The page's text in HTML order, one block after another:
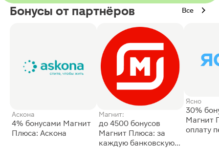
Бонусы от партнёров Все
Аскона
4% бонусами Магнит
Плюса: Аскона
Магнит:
до 4500 бонусов
Магнит Плюса: за
каждую банковскую
Ясно
30%
Магнит
оплату